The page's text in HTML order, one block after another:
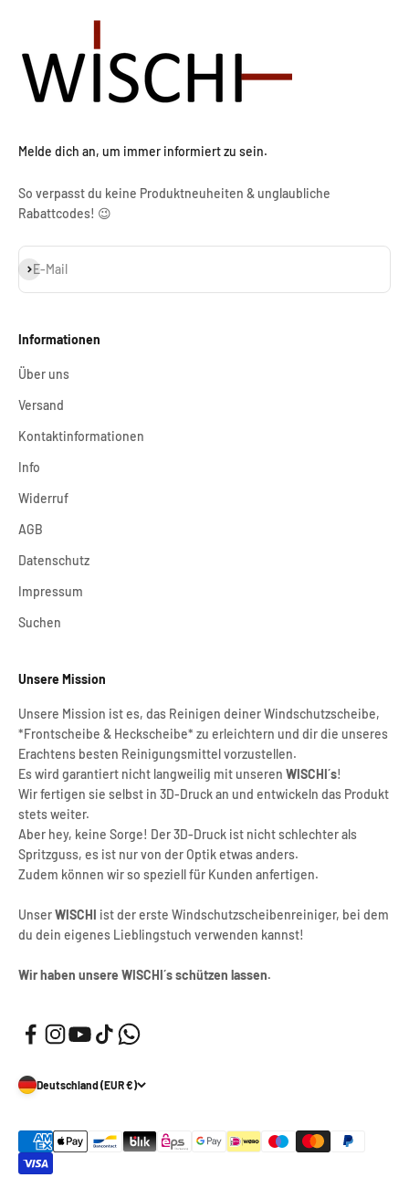
Melde dich an, um immer informiert zu sein.
So verpasst du keine Produktneuheiten & unglaubliche
Rabattcodes! 😉
E-Mail
Abonnieren
Informationen
Über uns
Versand
Kontaktinformationen
Info
Widerruf
AGB
Datenschutz
Impressum
Suchen
Unsere Mission
Unsere Mission ist es, das Reinigen deiner Windschutzscheibe,
*Frontscheibe & Heckscheibe* zu erleichtern und dir die unseres
Erachtens besten Reinigungsmittel vorzustellen.
Es wird garantiert nicht langweilig mit unseren WISCHI´s!
Wir fertigen sie selbst in 3D-Druck an und entwickeln das Produkt
stets weiter.
Aber hey, keine Sorge! Der 3D-Druck ist nicht schlechter als
Spritzguss, es ist nur von der Optik etwas anders.
Zudem können wir so speziell für Kunden anfertigen.
UnserWISCHI ist der erste Windschutzscheibenreiniger, bei dem
du dein eigenes Lieblingstuch verwenden kannst!
Wir haben unsere WISCHI´s schützen lassen.
Deutschland (EUR €)